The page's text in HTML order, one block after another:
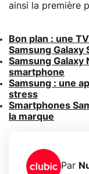
ainsi la première
Bon plan : une
Samsung Galaxy
Samsung Galaxy
smartphone
Samsung : une
stress
Smartphones
la marque
Par